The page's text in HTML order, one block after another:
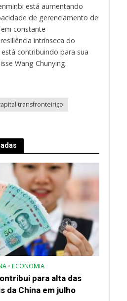
está aumentando
de gerenciamento de
constante
intrínseca do
contribuindo para sua
Wang Chunying.
transfronteiriço
• ECONOMIA
para alta das
da China em julho